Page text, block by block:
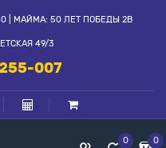
| МАЙМА: 50 ЛЕТ ПОБЕДЫ 2В
49/3
007
0 0